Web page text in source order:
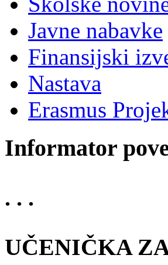
Javne nabavke
Finansijski
Nastava
Erasmus
Informator
. . .
UČENIČKA